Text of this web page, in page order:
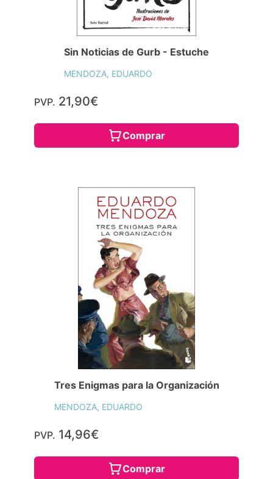
Sin Noticias de Gurb - Estuche
MENDOZA, EDUARDO
PVP. 21,90€
Comprar
Tres Enigmas para la Organización
MENDOZA, EDUARDO
PVP. 14,96€
Comprar